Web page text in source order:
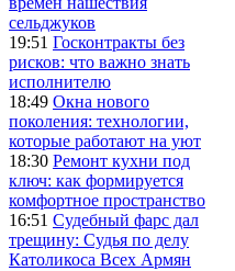
сельджуков
19:51 Госконтракты без
рисков: что важно знать
исполнителю
18:49 Окна нового
поколения: технологии,
которые работают на уют
18:30 Ремонт кухни под
ключ: как формируется
комфортное пространство
16:51 Судебный фарс дал
трещину: Судья по делу
Католикоса Всех Армян